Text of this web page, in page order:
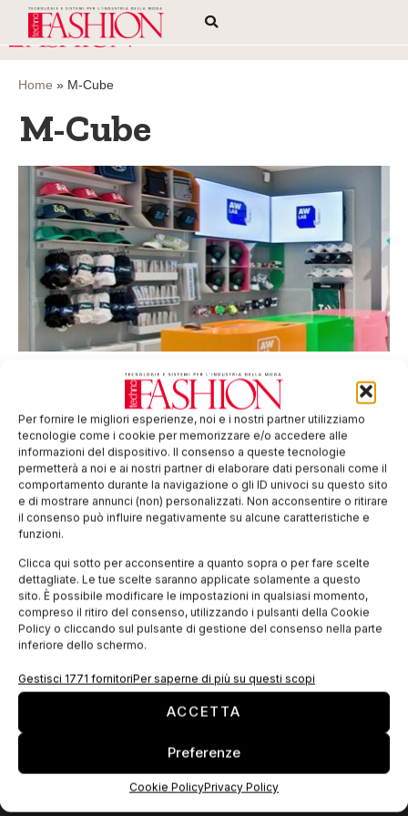
Per fornire le migliori esperienze, noi e i nostri partner utilizziamo
tecnologie come i cookie per memorizzare e/o accedere alle
informazioni del dispositivo. Il consenso a queste tecnologie
permetterà a noi e ai nostri partner di elaborare dati personali come il
comportamento durante la navigazione o gli ID univoci su questo sito
e di mostrare annunci (non) personalizzati. Non acconsentire o ritirare
il consenso può influire negativamente su alcune caratteristiche e
funzioni.
Clicca qui sotto per acconsentire a quanto sopra o per fare scelte
dettagliate. Le tue scelte saranno applicate solamente a questo
sito. È possibile modificare le impostazioni in qualsiasi momento,
compreso il ritiro del consenso, utilizzando i pulsanti della Cookie
Policy o cliccando sul pulsante di gestione del consenso nella parte
inferiore dello schermo.
Gestisci 1771 fornitoriPer saperne di più su questi scopi
ACCETTA
Preferenze
Cookie PolicyPrivacy Policy
Home » M-Cube
M-Cube
Una nuova brand identity per Athletes World
supportata dalla tecnologia M-CUBE
Athletes World, retailer italiano di riferimento per lo sport-
style con oltre 150 negozi in Italia, ha scelto la tecnologia M-
Cube per supportare la nascita del nuovo marchio AW LAB e
realizzare una
EDICOLA WEB
ISCRIVITI ALLA NEWSLETTER